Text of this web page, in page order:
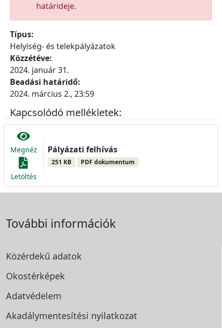
határideje.
Típus:
Helyiség- és telekpályázatok
Közzétéve:
2024. január 31.
Beadási határidő:
2024. március 2., 23:59
Kapcsolódó mellékletek:
Megnéz
Letöltés
Pályázati felhívás
251 KB PDF dokumentum
További információk
Közérdekű adatok
Okostérképek
Adatvédelem
Akadálymentesítési nyilatkozat